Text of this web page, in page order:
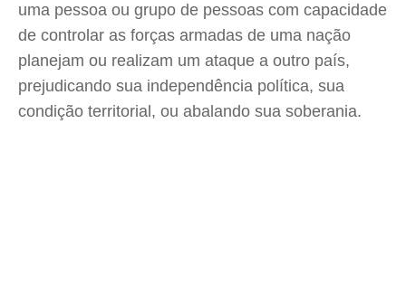
uma pessoa ou grupo de pessoas com capacidade
de controlar as forças armadas de uma nação
planejam ou realizam um ataque a outro país,
prejudicando sua independência política, sua
condição territorial, ou abalando sua soberania.